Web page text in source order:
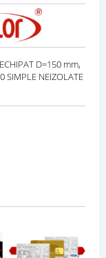
D=150 mm,
SIMPLE NEIZOLATE